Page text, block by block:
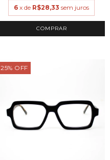
6 x de R$28,33 sem juros
COMPRAR
25% OFF